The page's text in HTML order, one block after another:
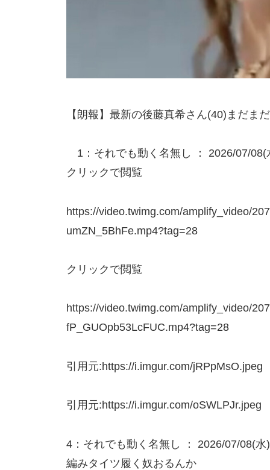
【朗報】最新の後藤真希さん(40)まだま
1：それでも動く名無し ： 2026/07/
クリックで閲覧
https://video.twimg.com/amplify_video/
umZN_5BhFe.mp4?tag=28
クリックで閲覧
https://video.twimg.com/amplify_video/
fP_GUOpb53LcFUC.mp4?tag=28
引用元:https://i.imgur.com/jRPpMsO.jpeg
引用元:https://i.imgur.com/oSWLPJr.jpeg
4：それでも動く名無し ： 2026/07/08(
編みタイツ履く奴おるんか